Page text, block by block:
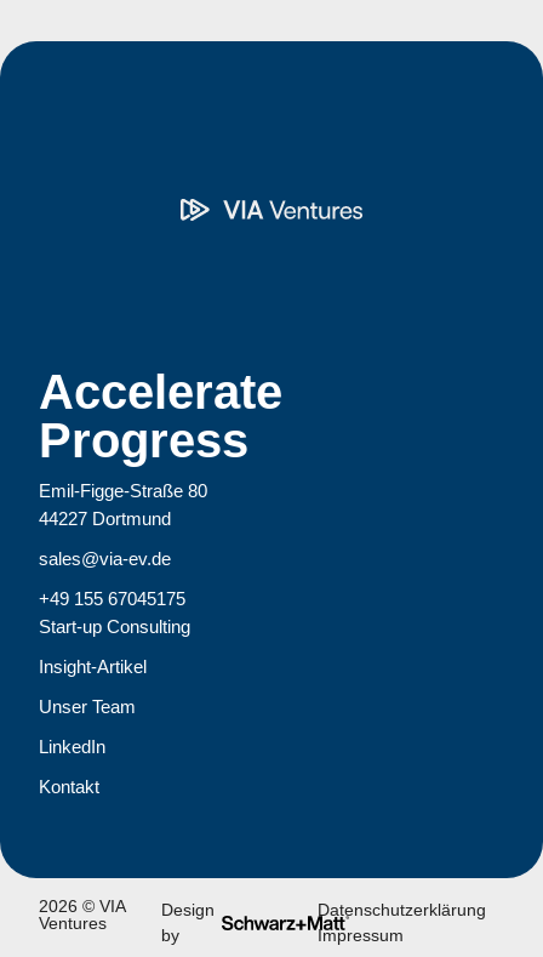
Accelerate
Progress
Emil-Figge-Straße 80
44227 Dortmund
sales@via-ev.de
+49 155 67045175
Start-up Consulting
Insight-Artikel
Unser Team
LinkedIn
Kontakt
2026 © VIA
Ventures
Design
by
Datenschutzerklärung
Impressum